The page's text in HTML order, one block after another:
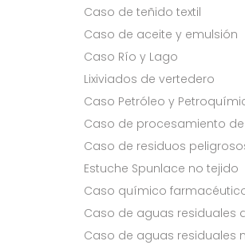
Caso de teñido textil
Caso de aceite y emulsión
Caso Río y Lago
Lixiviados de vertedero
Caso Petróleo y
Caso de residuos
Estuche Spunlace no tejido
Caso químico